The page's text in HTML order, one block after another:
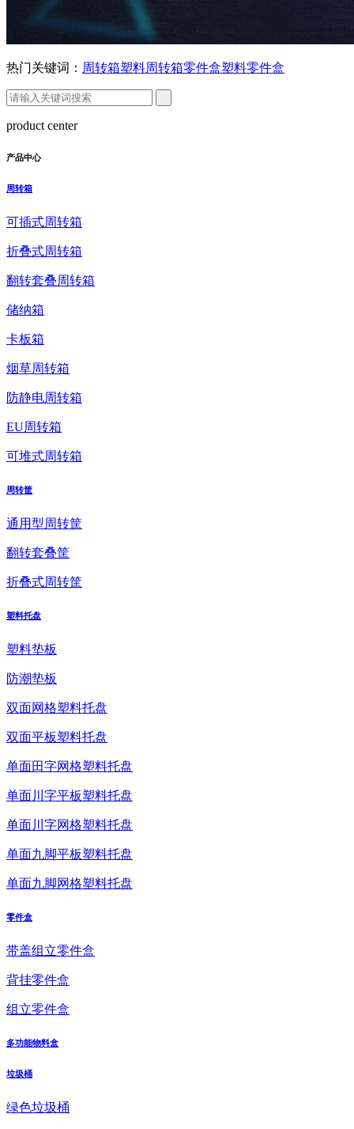
热门关键词： 周转箱塑料周转箱零件盒塑料零件盒
product center
产品中心
周转箱
可插式周转箱
折叠式周转箱
翻转套叠周转箱
储纳箱
卡板箱
烟草周转箱
防静电周转箱
EU周转箱
可堆式周转箱
周转筐
通用型周转筐
翻转套叠筐
折叠式周转筐
塑料托盘
塑料垫板
防潮垫板
双面网格塑料托盘
双面平板塑料托盘
单面田字网格塑料托盘
单面川字平板塑料托盘
单面川字网格塑料托盘
单面九脚平板塑料托盘
单面九脚网格塑料托盘
零件盒
带盖组立零件盒
背挂零件盒
组立零件盒
多功能物料盒
垃圾桶
绿色垃圾桶